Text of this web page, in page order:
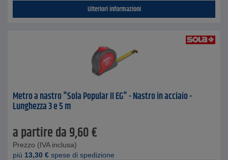
Ulteriori informazioni
Metro a nastro "Sola Popular II EG" - Nastro in acciaio -
Lunghezza 3 e 5 m
a partire da9,60€
Prezzo (IVA inclusa)
piú 13,30 € spese di spedizione